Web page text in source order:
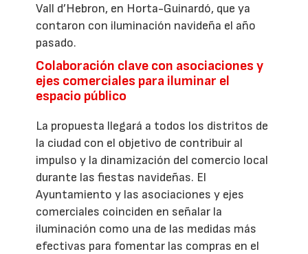
Vall d’Hebron, en Horta-Guinardó, que ya
contaron con iluminación navideña el año
pasado.
Colaboración clave con asociaciones y
ejes comerciales para iluminar el
espacio público
La propuesta llegará a todos los distritos de
la ciudad con el objetivo de contribuir al
impulso y la dinamización del comercio local
durante las fiestas navideñas. El
Ayuntamiento y las asociaciones y ejes
comerciales coinciden en señalar la
iluminación como una de las medidas más
efectivas para fomentar las compras en el